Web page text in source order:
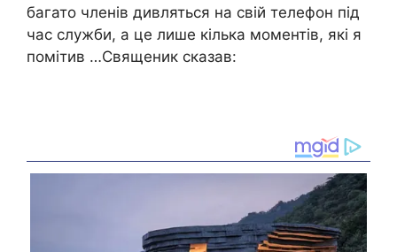
багато членів дивляться на свій телефон під
час служби, а це лише кілька моментів, які я
помітив …Священик сказав: